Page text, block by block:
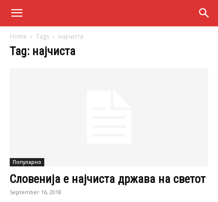
Home Tags најчиста
Tag: најчиста
Популарно
Словенија е најчиста држава на светот
September 16, 2018